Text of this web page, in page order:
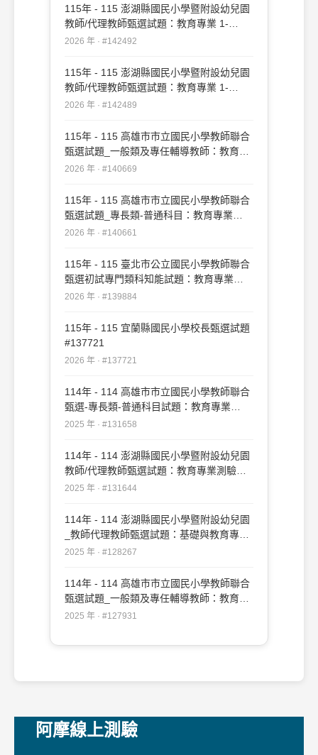
115年 - 115 澎湖縣國民小學暨附設幼兒園
教師/代理教師甄選試題：教育專業 1-
20#142492
2026 年 · #142492
115年 - 115 澎湖縣國民小學暨附設幼兒園
教師/代理教師甄選試題：教育專業 1-
50#142489
2026 年 · #142489
115年 - 115 高雄市市立國民小學教師聯合
甄選試題_一般類及專任輔導教師：教育專
業#140669
2026 年 · #140669
115年 - 115 高雄市市立國民小學教師聯合
甄選試題_專長類-普通科目：教育專業
#140661
2026 年 · #140661
115年 - 115 臺北市公立國民小學教師聯合
甄選初試專門類科知能試題：教育專業
#139884
2026 年 · #139884
115年 - 115 宜蘭縣國民小學校長甄選試題
#137721
2026 年 · #137721
114年 - 114 高雄市市立國民小學教師聯合
甄選-專長類-普通科目試題：教育專業
#131658
2025 年 · #131658
114年 - 114 澎湖縣國民小學暨附設幼兒園
教師/代理教師甄選試題：教育專業測驗
#131644
2025 年 · #131644
114年 - 114 澎湖縣國民小學暨附設幼兒園
_教師代理教師甄選試題：基礎與教育專業
測驗#128267
2025 年 · #128267
114年 - 114 高雄市市立國民小學教師聯合
甄選試題_一般類及專任輔導教師：教育專
業#127931
2025 年 · #127931
阿摩線上測驗